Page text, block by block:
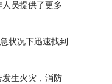
员提供了更多
状况下迅速找到
生火灾，消防